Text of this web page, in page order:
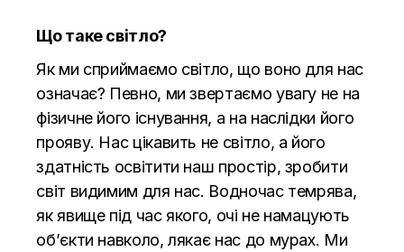
Що таке світло?
Як ми сприймаємо світло, що воно для нас
означає? Певно, ми звертаємо увагу не на
фізичне його існування, а на наслідки його
прояву. Нас цікавить не світло, а його
здатність освітити наш простір, зробити
світ видимим для нас. Водночас темрява,
як явище під час якого, очі не намацують
об’єкти навколо, лякає нас до мурах. Ми